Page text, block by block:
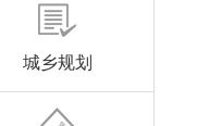
城乡规划